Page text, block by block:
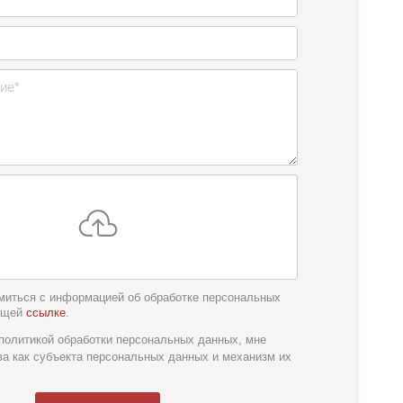
с информацией об обработке персональных
ссылке.
*
обработки персональных данных, мне
как субъекта персональных данных и механизм их